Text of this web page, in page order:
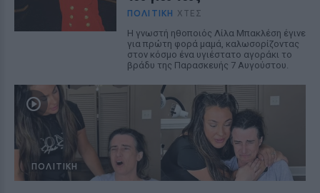
ΠΟΛΙΤΙΚΉ ΧΤΕΣ
Η γνωστή ηθοποιός Λίλα Μπακλέση έγινε
για πρώτη φορά μαμά, καλωσορίζοντας
στον κόσμο ένα υγιέστατο αγοράκι το
βράδυ της Παρασκευής 7 Αυγούστου.
ΠΟΛΙΤΙΚΉ